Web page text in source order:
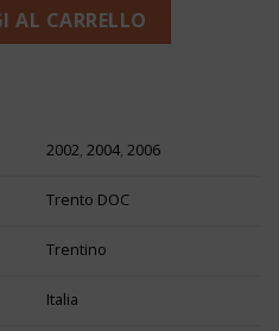
Recente 2002, 2004, 2006 -
AL CARRELLO
2002,2004,2006
Trento DOC
Trentino
Italia